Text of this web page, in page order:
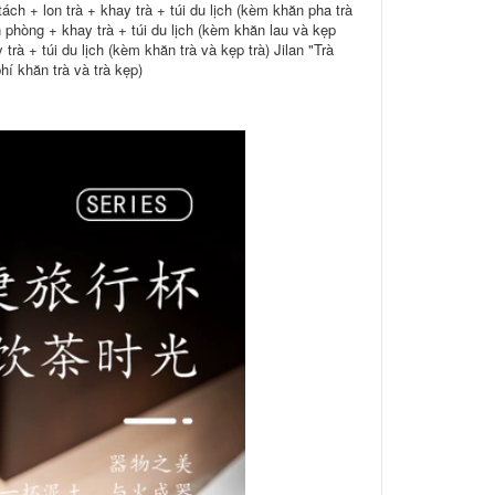
+ lon trà + khay trà + túi du lịch (kèm khăn pha trà
+ khay trà + túi du lịch (kèm khăn lau và kẹp
+ túi du lịch (kèm khăn trà và kẹp trà) Jilan "Trà
khăn trà và trà kẹp)